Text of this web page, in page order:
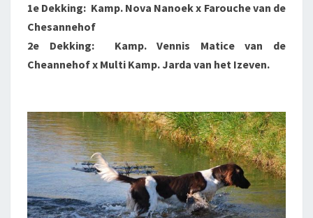
1e Dekking: Kamp. Nova Nanoek x Farouche van de
Chesannehof
2e Dekking: Kamp. Vennis Matice van de
Cheannehof x Multi Kamp. Jarda van het Izeven.